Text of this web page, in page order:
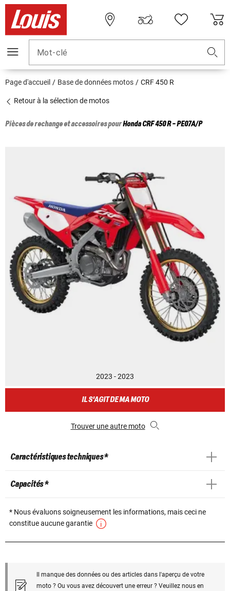
Mot-clé
Page d'accueil Base de données motos CRF 450 R
Retour à la sélection de motos
Pièces de rechange et accessoires pourHondaCRF 450 R - PE07A/P
2023 - 2023
IL S'AGIT DE MA MOTO
Trouver une autre moto
Caractéristiques techniques *
Capacités *
* Nous évaluons soigneusement les informations, mais ceci ne
constitue aucune garantie
Il manque des données ou des articles dans l'aperçu de votre
moto ? Ou vous avez découvert une erreur ? Veuillez nous en